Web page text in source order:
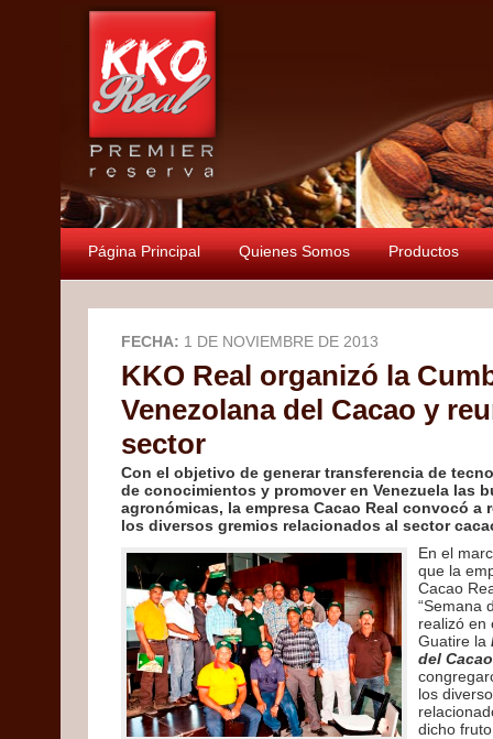
Página Principal Quienes Somos Productos
FECHA: 1 DE NOVIEMBRE DE 2013
KKO Real organizó la
Venezolana del Cacao y
sector
Con el objetivo de generar transferencia de
de conocimientos y promover en Venezuela las
agronómicas, la empresa Cacao Real convocó a
los diversos gremios relacionados al sector
En el
que la
Cacao
“Semana
realizó en
Guatire la
del Cacao
los
dicho